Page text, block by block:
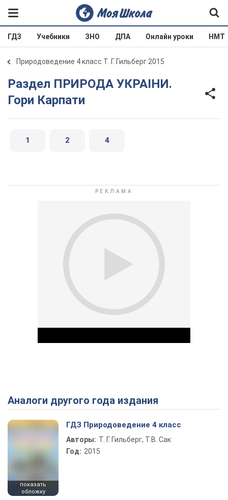
ГДЗ Учебники ЗНО ДПА Онлайн уроки НМТ
Природоведение 4 класс Т. Г. Гильберг 2015
Раздел ПРИРОДА УКРАIНИ.
Гори Карпати
1 2 4
Play Video
Аналоги другого года издания
показать
обложку
ГДЗ Природоведение 4 класс
Авторы: Т. Г. Гильберг, Т.В. Сак
Год: 2015